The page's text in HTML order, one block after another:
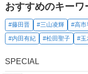
おすすめのキーワ
#藤田晋 #三山凌輝 #高市
#内田有紀
#松田聖子 #玉
SPECIAL